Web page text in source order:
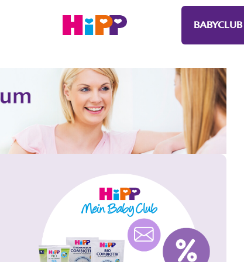
BABYCLUB